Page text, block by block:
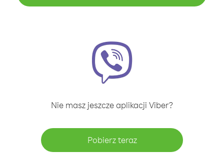
Nie masz jeszcze aplikacji Viber?
Pobierz teraz